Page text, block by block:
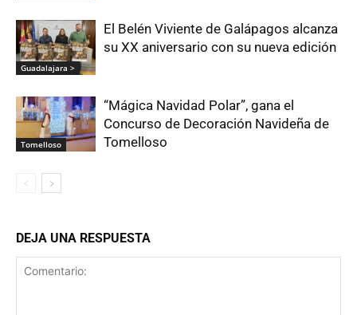
Guadalajara >
El Belén Viviente de Galápagos alcanza
su XX aniversario con su nueva edición
Tomelloso
“Mágica Navidad Polar”, gana el
Concurso de Decoración Navideña de
Tomelloso
DEJA UNA RESPUESTA